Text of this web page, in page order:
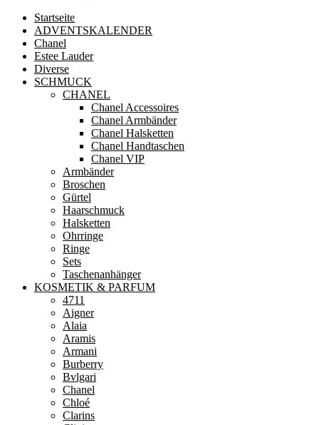
Startseite
ADVENTSKALENDER
Chanel
Estee Lauder
Diverse
SCHMUCK
CHANEL
Chanel Accessoires
Chanel Armbänder
Chanel Halsketten
Chanel Handtaschen
Chanel VIP
Armbänder
Broschen
Gürtel
Haarschmuck
Halsketten
Ohrringe
Ringe
Sets
Taschenanhänger
KOSMETIK & PARFUM
4711
Aigner
Alaia
Aramis
Armani
Burberry
Bvlgari
Chanel
Chloé
Clarins